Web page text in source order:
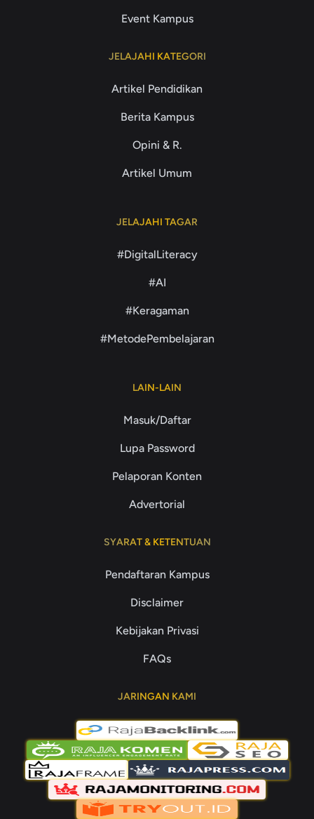
Event Kampus
JELAJAHI KATEGORI
Artikel Pendidikan
Berita Kampus
Opini & R.
Artikel Umum
JELAJAHI TAGAR
#DigitalLiteracy
#AI
#Keragaman
#MetodePembelajaran
LAIN-LAIN
Masuk/Daftar
Lupa Password
Pelaporan Konten
Advertorial
SYARAT & KETENTUAN
Pendaftaran Kampus
Disclaimer
Kebijakan Privasi
FAQs
JARINGAN KAMI